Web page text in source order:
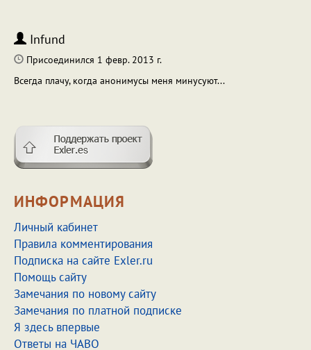
Infund
Присоединился 1 февр. 2013 г.
Всегда плачу, когда анонимусы меня минусуют...
ИНФОРМАЦИЯ
Личный кабинет
Правила комментирования
Подписка на сайте Exler.ru
Помощь сайту
Замечания по новому сайту
Замечания по платной подписке
Я здесь впервые
Ответы на ЧАВО